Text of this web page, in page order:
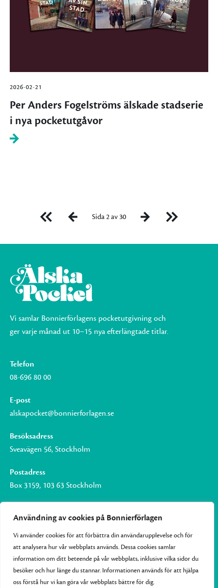
Användning av cookies på Bonnierförlagen
Vi använder cookies för att förbättra din användarupplevelse och för
att analysera hur vår webbplats används. Dessa cookies samlar
information om ditt beteende på vår webbplats, inklusive vilka sidor du
besöker och hur länge du stannar. Informationen används för att hjälpa
oss förstå hur vi kan göra vår webbplats bättre för dig.
2026-02-21
Per Anders Fogelströms älskade stadserie
i nya pocketutgåvor
Sida 2 av 30
Vi samlar Bonnierförlagens pocketutgivning och
ger varje månad ut 10–15 nya efterlängtade titlar.
Telefon
08-696 80 00
E-post
alskapocket@bonnierforlagen.se
Besöksadress
Sveavägen 56, Stockholm
Postadress
Box 3159, 103 63 Stockholm
Om Bonnierförlagen
Cookies
Integritetspolicy